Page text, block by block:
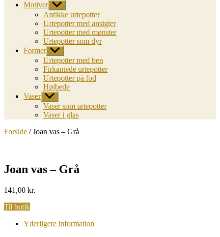
Motiver Vis
undermenu
Antikke urtepotter
Urtepotter med ansigter
Urtepotter med mønster
Urtepotter som dyr
Former Vis
undermenu
Urtepotter med ben
Firkantede urtepotter
Urtepotter på fod
Højbede
Vaser Vis
undermenu
Vaser som urtepotter
Vaser i glas
Forside / Joan vas – Grå
Joan vas – Grå
141,00 kr.
Til butik
Yderligere information